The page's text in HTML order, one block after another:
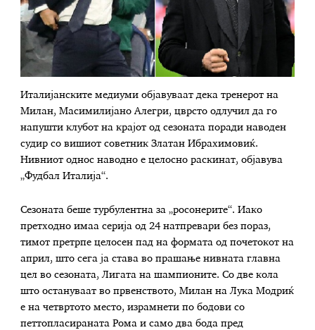
Италијанските медиуми објавуваат дека тренерот на
Милан, Масимилијано Алегри, цврсто одлучил да го
напушти клубот на крајот од сезоната поради наводен
судир со вишиот советник Златан Ибрахимовиќ.
Нивниот однос наводно е целосно раскинат, објавува
„Фудбал Италија“.
Сезоната беше турбулентна за „росонерите“. Иако
претходно имаа серија од 24 натпревари без пораз,
тимот претрпе целосен пад на формата од почетокот на
април, што сега ја става во прашање нивната главна
цел во сезоната, Лигата на шампионите. Со две кола
што остануваат во првенството, Милан на Лука Модриќ
е на четвртото место, израмнети по бодови со
петтопласираната Рома и само два бода пред